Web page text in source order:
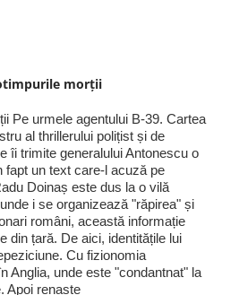
morții
Pe urmele agentului B-39. Cartea
al thrillerului polițist și de
îi trimite generalului Antonescu o
fapt un text care-l acuză pe
Doinaș este dus la o vilă
i se organizează "răpirea" și
români, această informație
din țară. De aici, identitățile lui
Cu fizionomia
Anglia, unde este "condantnat" la
Apoi renaște